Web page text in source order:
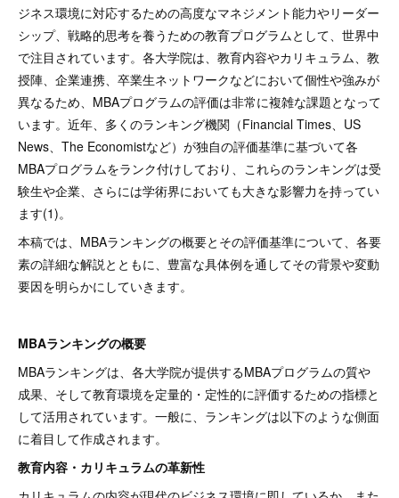
ジネス環境に対応するための高度なマネジメント能力やリーダー
シップ、戦略的思考を養うための教育プログラムとして、世界中
で注目されています。各大学院は、教育内容やカリキュラム、教
授陣、企業連携、卒業生ネットワークなどにおいて個性や強みが
異なるため、MBAプログラムの評価は非常に複雑な課題となって
います。近年、多くのランキング機関（Financial Times、US
News、The Economistなど）が独自の評価基準に基づいて各
MBAプログラムをランク付けしており、これらのランキングは受
験生や企業、さらには学術界においても大きな影響力を持ってい
ます(1)。
本稿では、MBAランキングの概要とその評価基準について、各要
素の詳細な解説とともに、豊富な具体例を通してその背景や変動
要因を明らかにしていきます。
MBAランキングの概要
MBAランキングは、各大学院が提供するMBAプログラムの質や
成果、そして教育環境を定量的・定性的に評価するための指標と
して活用されています。一般に、ランキングは以下のような側面
に着目して作成されます。
教育内容・カリキュラムの革新性